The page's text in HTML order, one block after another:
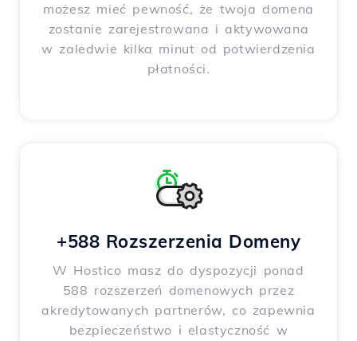
możesz mieć pewność, że twoja domena
zostanie zarejestrowana i aktywowana
w zaledwie kilka minut od potwierdzenia
płatności.
+588 Rozszerzenia Domeny
W Hostico masz do dyspozycji ponad
588 rozszerzeń domenowych przez
akredytowanych partnerów, co zapewnia
bezpieczeństwo i elastyczność w